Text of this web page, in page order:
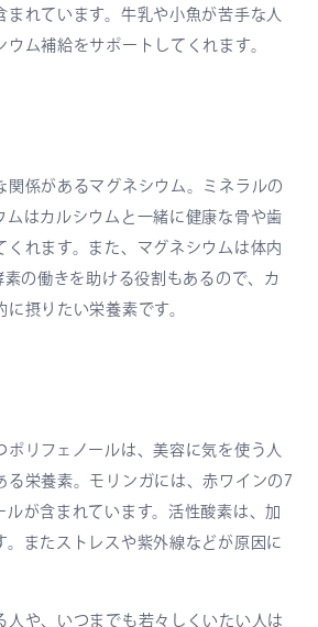
まれています。牛乳や小魚が苦手な人
ム補給をサポートしてくれます。
関係があるマグネシウム。ミネラルの
ムはカルシウムと一緒に健康な骨や歯
くれます。また、マグネシウムは体内
の働きを助ける役割もあるので、カ
摂りたい栄養素です。
ポリフェノールは、美容に気を使う人
る栄養素。モリンガには、赤ワインの7
が含まれています。活性酸素は、加
。またストレスや紫外線などが原因に
人や、いつまでも若々しくいたい人は